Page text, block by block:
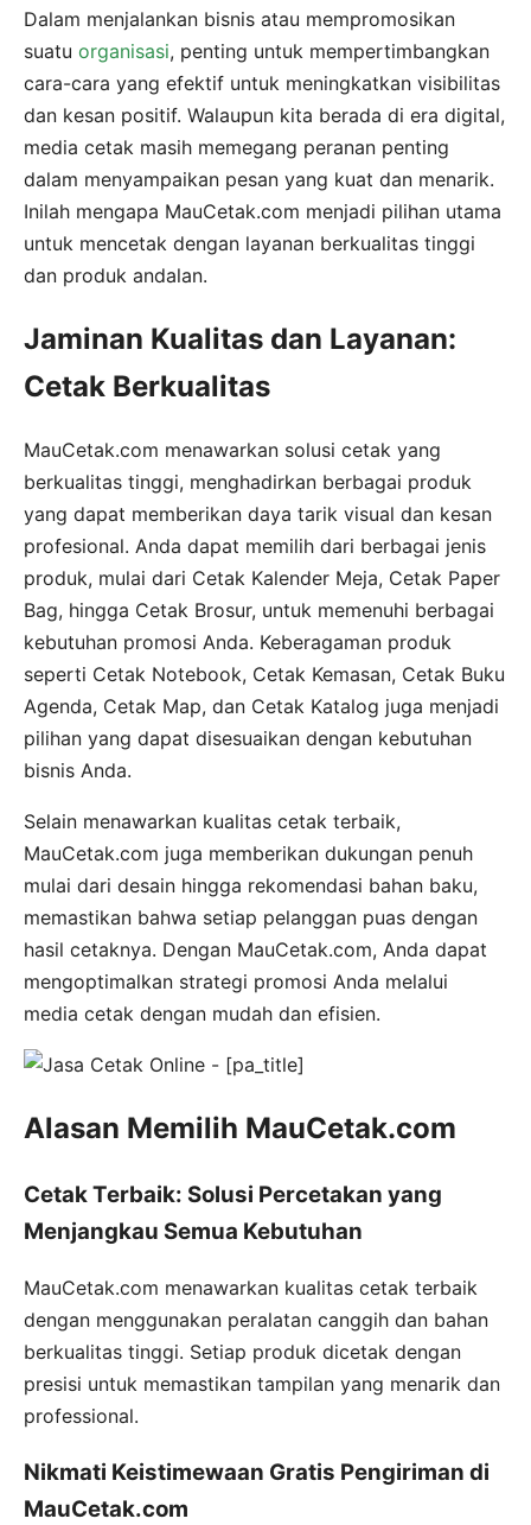
Dalam menjalankan bisnis atau mempromosikan
suatu organisasi, penting untuk mempertimbangkan
cara-cara yang efektif untuk meningkatkan visibilitas
dan kesan positif. Walaupun kita berada di era digital,
media cetak masih memegang peranan penting
dalam menyampaikan pesan yang kuat dan menarik.
Inilah mengapa MauCetak.com menjadi pilihan utama
untuk mencetak dengan layanan berkualitas tinggi
dan produk andalan.
Jaminan Kualitas dan Layanan:
Cetak Berkualitas
MauCetak.com menawarkan solusi cetak yang
berkualitas tinggi, menghadirkan berbagai produk
yang dapat memberikan daya tarik visual dan kesan
profesional. Anda dapat memilih dari berbagai jenis
produk, mulai dari Cetak Kalender Meja, Cetak Paper
Bag, hingga Cetak Brosur, untuk memenuhi berbagai
kebutuhan promosi Anda. Keberagaman produk
seperti Cetak Notebook, Cetak Kemasan, Cetak Buku
Agenda, Cetak Map, dan Cetak Katalog juga menjadi
pilihan yang dapat disesuaikan dengan kebutuhan
bisnis Anda.
Selain menawarkan kualitas cetak terbaik,
MauCetak.com juga memberikan dukungan penuh
mulai dari desain hingga rekomendasi bahan baku,
memastikan bahwa setiap pelanggan puas dengan
hasil cetaknya. Dengan MauCetak.com, Anda dapat
mengoptimalkan strategi promosi Anda melalui
media cetak dengan mudah dan efisien.
Alasan Memilih MauCetak.com
Cetak Terbaik: Solusi Percetakan yang
Menjangkau Semua Kebutuhan
MauCetak.com menawarkan kualitas cetak terbaik
dengan menggunakan peralatan canggih dan bahan
berkualitas tinggi. Setiap produk dicetak dengan
presisi untuk memastikan tampilan yang menarik dan
professional.
Nikmati Keistimewaan Gratis Pengiriman di
MauCetak.com